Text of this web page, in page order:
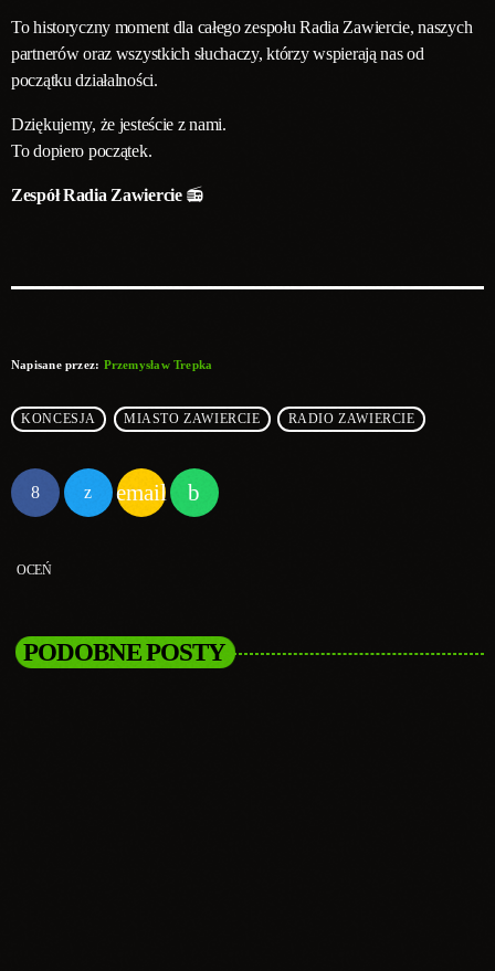
To historyczny moment dla całego zespołu Radia Zawiercie, naszych
partnerów oraz wszystkich słuchaczy, którzy wspierają nas od
początku działalności.
Dziękujemy, że jesteście z nami.
To dopiero początek.
Zespół Radia Zawiercie📻
Napisane przez: Przemysław Trepka
KONCESJA MIASTO ZAWIERCIE RADIO ZAWIERCIE
email
OCEŃ
PODOBNE POSTY